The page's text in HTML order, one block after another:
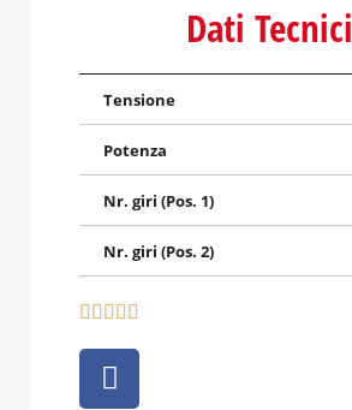
Dati Tecnici
Tensione
Potenza
Nr. giri (Pos. 1)
Nr. giri (Pos. 2)
    